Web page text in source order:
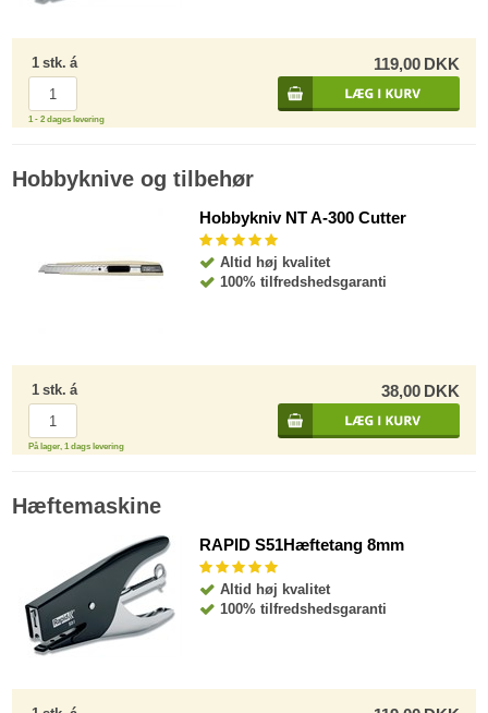
1 stk. á 119,00 DKK
1 - 2 dages levering
Hobbyknive og tilbehør
Hobbykniv NT A-300 Cutter
Altid høj kvalitet
100% tilfredshedsgaranti
1 stk. á 38,00 DKK
På lager, 1 dags levering
Hæftemaskine
RAPID S51Hæftetang 8mm
Altid høj kvalitet
100% tilfredshedsgaranti